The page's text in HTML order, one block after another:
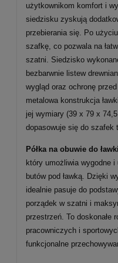
użytkownikom komfort i
siedzisku zyskują
przebierania się. Po
szafkę, co pozwala na
szatni. Siedzisko
bezbarwnie listew
wygląd oraz ochronę
metalowa konstrukcja
jej wymiary (39 x 79 x
dopasowuje się do szafek
Półka na obuwie do
który umożliwia wygodne i
butów pod ławką. Dzięki
idealnie pasuje do
porządek w szatni i
przestrzeń. To doskonałe
pracowniczych i
funkcjonalne